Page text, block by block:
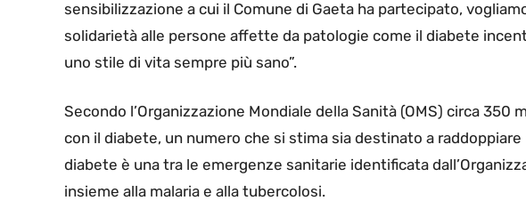
sensibilizzazione a cui il Comune di Gaeta ha partecipato,
solidarietà alle persone affette da patologie come il diabete
uno stile di vita sempre più sano”.
Secondo l’Organizzazione Mondiale della Sanità (OMS) circa 350
con il diabete, un numero che si stima sia destinato a raddoppiare
diabete è una tra le emergenze sanitarie identificata
insieme alla malaria e alla tubercolosi.